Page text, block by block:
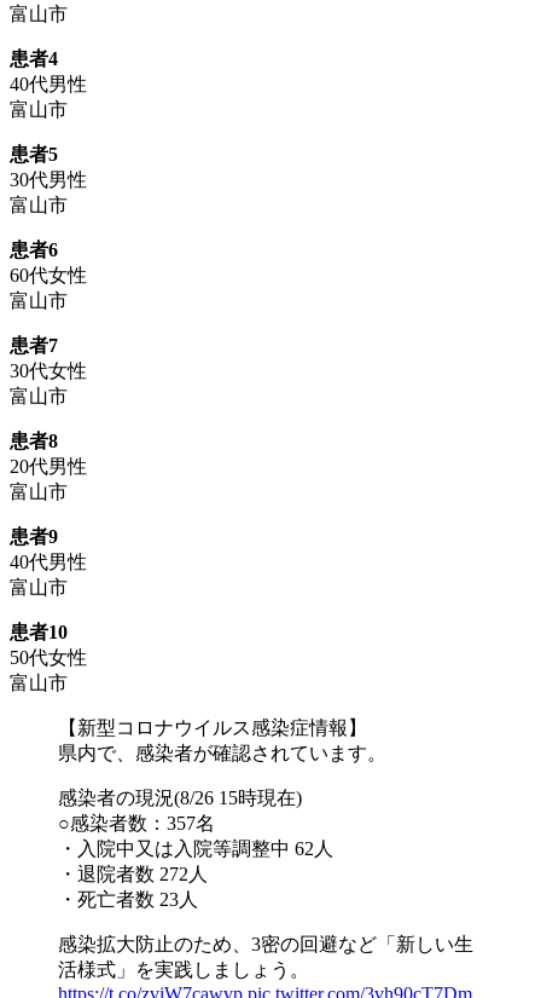
富山市
患者4
40代男性
富山市
患者5
30代男性
富山市
患者6
60代女性
富山市
患者7
30代女性
富山市
患者8
20代男性
富山市
患者9
40代男性
富山市
患者10
50代女性
富山市
【新型コロナウイルス感染症情報】
県内で、感染者が確認されています。
感染者の現況(8/26 15時現在)
○感染者数：357名
・入院中又は入院等調整中 62人
・退院者数 272人
・死亡者数 23人
感染拡大防止のため、3密の回避など「新しい生
活様式」を実践しましょう。
https://t.co/zviW7cawvp pic.twitter.com/3vh90cT7Dm